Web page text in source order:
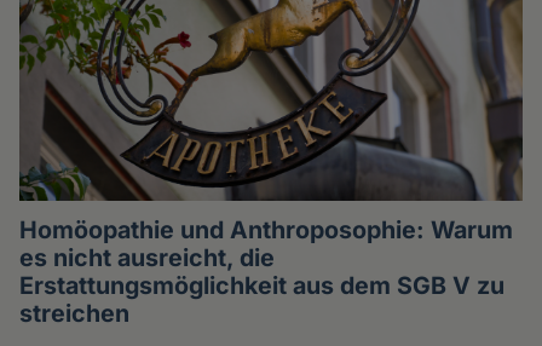
Homöopathie und Anthroposophie: Warum
es nicht ausreicht, die
Erstattungsmöglichkeit aus dem SGB V zu
streichen